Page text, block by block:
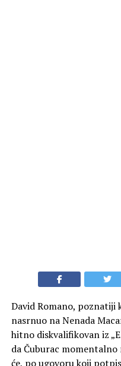
David Romano, poznatiji
nasrnuo na Nenada
hitno diskvalifikovan iz
da Čuburac
će, po ugovoru koji